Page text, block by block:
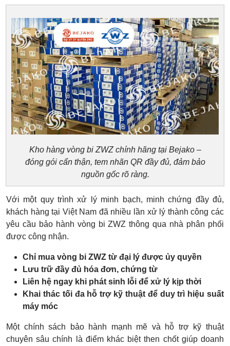
Kho hàng vòng bi ZWZ chính hãng tại Bejako –
đóng gói cẩn thận, tem nhãn QR đầy đủ, đảm bảo
nguồn gốc rõ ràng.
Với một quy trình xử lý minh bạch, minh chứng đầy đủ,
khách hàng tại Việt Nam đã nhiều lần xử lý thành công các
yêu cầu bảo hành vòng bi ZWZ thông qua nhà phân phối
được công nhận.
Chỉ mua vòng bi ZWZ từ đại lý được ủy quyền
Lưu trữ đầy đủ hóa đơn, chứng từ
Liên hệ ngay khi phát sinh lỗi để xử lý kịp thời
Khai thác tối đa hỗ trợ kỹ thuật để duy trì hiệu suất
máy móc
Một chính sách bảo hành mạnh mẽ và hỗ trợ kỹ thuật
chuyên sâu chính là điểm khác biệt then chốt giúp doanh